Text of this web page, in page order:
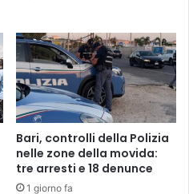
Bari, controlli della Polizia
nelle zone della movida:
tre arresti e 18 denunce
1 giorno fa